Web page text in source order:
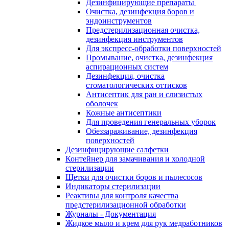
Дезинфицирующие препараты
Очистка, дезинфекция боров и
эндоинструментов
Предстерилизационная очистка,
дезинфекция инструментов
Для экспресс-обработки поверхностей
Промывание, очистка, дезинфекция
аспирационных систем
Дезинфекция, очистка
стоматологических оттисков
Антисептик для ран и слизистых
оболочек
Кожные антисептики
Для проведения генеральных уборок
Обеззараживание, дезинфекция
поверхностей
Дезинфицирующие салфетки
Контейнер для замачивания и холодной
стерилизации
Щетки для очистки боров и пылесосов
Индикаторы стерилизации
Реактивы для контроля качества
предстерилизационной обработки
Журналы - Документация
Жидкое мыло и крем для рук медработников